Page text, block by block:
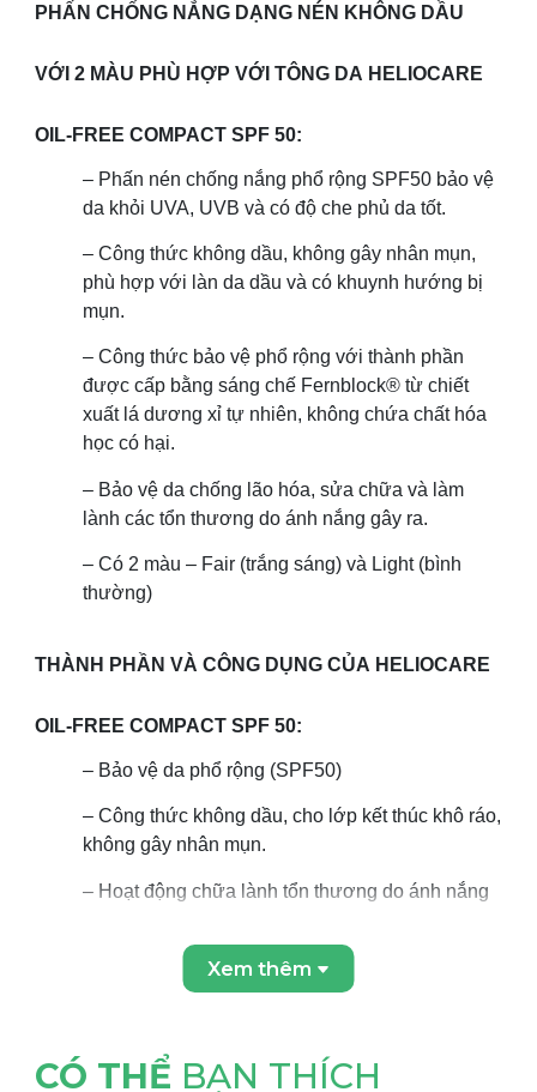
PHẤN CHỐNG NẮNG DẠNG NÉN KHÔNG DẦU
VỚI 2 MÀU PHÙ HỢP VỚI TÔNG DA HELIOCARE
OIL-FREE COMPACT SPF 50:
– Phấn nén chống nắng phổ rộng SPF50 bảo vệ
da khỏi UVA, UVB và có độ che phủ da tốt.
– Công thức không dầu, không gây nhân mụn,
phù hợp với làn da dầu và có khuynh hướng bị
mụn.
– Công thức bảo vệ phổ rộng với thành phần
được cấp bằng sáng chế Fernblock® từ chiết
xuất lá dương xỉ tự nhiên, không chứa chất hóa
học có hại.
– Bảo vệ da chống lão hóa, sửa chữa và làm
lành các tổn thương do ánh nắng gây ra.
– Có 2 màu – Fair (trắng sáng) và Light (bình
thường)
THÀNH PHẦN VÀ CÔNG DỤNG CỦA HELIOCARE
OIL-FREE COMPACT SPF 50:
– Bảo vệ da phổ rộng (SPF50)
– Công thức không dầu, cho lớp kết thúc khô ráo,
không gây nhân mụn.
– Hoạt động chữa lành tổn thương do ánh nắng
Thành phần chi tiết :
77891, Nylon-12, Polymethyl Methacrylate, Ethylhexyl
Methoxycinnamate, 4-Methylbenzylidene Camphor,
Xem thêm
CÓ THỂ BẠN THÍCH